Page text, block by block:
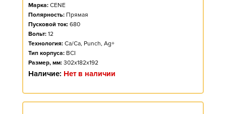
Марка: CENE
Полярность: Прямая
Пусковой ток: 680
Вольт: 12
Технология: Ca/Ca, Punch, Ag+
Тип корпуса: BCI
Размер, мм: 302x182x192
Наличие: Нет в наличии